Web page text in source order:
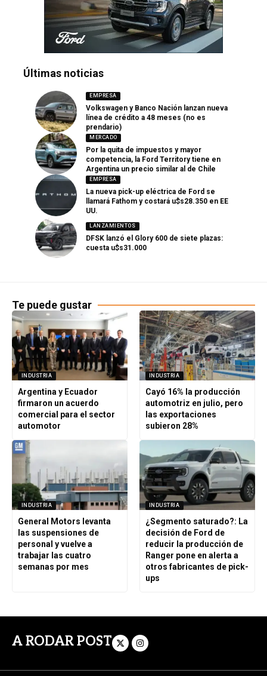
Últimas noticias
EMPRESA
Volkswagen y Banco Nación lanzan nueva
línea de crédito a 48 meses (no es
prendario)
MERCADO
Por la quita de impuestos y mayor
competencia, la Ford Territory tiene en
Argentina un precio similar al de Chile
EMPRESA
La nueva pick-up eléctrica de Ford se
llamará Fathom y costará u$s28.350 en EE
UU.
LANZAMIENTOS
DFSK lanzó el Glory 600 de siete plazas:
cuesta u$s31.000
Te puede gustar
INDUSTRIA
Argentina y Ecuador
firmaron un acuerdo
comercial para el sector
automotor
INDUSTRIA
Cayó 16% la producción
automotriz en julio, pero
las exportaciones
subieron 28%
INDUSTRIA
General Motors levanta
las suspensiones de
personal y vuelve a
trabajar las cuatro
semanas por mes
INDUSTRIA
¿Segmento saturado?: La
decisión de Ford de
reducir la producción de
Ranger pone en alerta a
otros fabricantes de pick-
ups
A RODAR POST